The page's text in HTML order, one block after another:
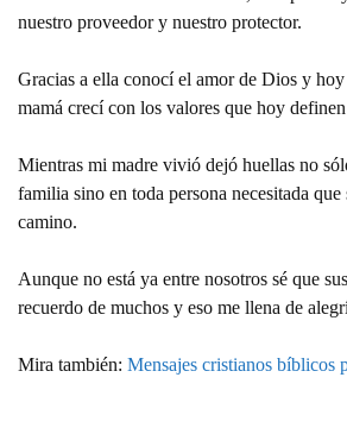
nuestro proveedor y nuestro protector.
Gracias a ella conocí el amor de Dios y
mamá crecí con los valores que hoy
Mientras mi madre vivió dejó huellas no
familia sino en toda persona necesitada que
camino.
Aunque no está ya entre nosotros sé que
recuerdo de muchos y eso me llena de
Mira también: Mensajes cristianos bíblicos